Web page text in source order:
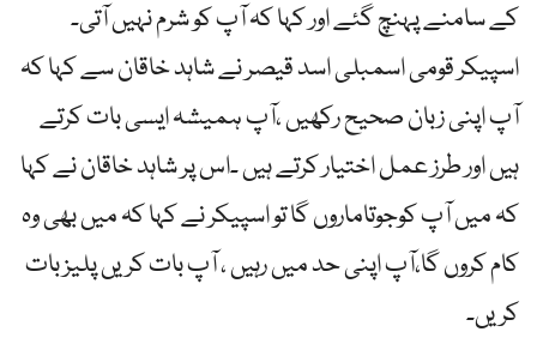
کے سامنے پہنچ گئے اور کہا کہ آپ کو شرم نہیں آتی۔
اسپیکر قومی اسمبلی اسد قیصر نے شاہد خاقان سے کہا کہ
آپ اپنی زبان صحیح رکھیں ،آپ ہمیشہ ایسی بات کرتے
ہیں اور طرز عمل اختیار کرتے ہیں ۔اس پر شاہد خاقان نے کہا
کہ میں آپ کوجوتاماروں گا تو اسپیکر نے کہا کہ میں بھی وہ
کام کروں گا،آپ اپنی حد میں رہیں ، آپ بات کریں پلیز بات
کریں۔